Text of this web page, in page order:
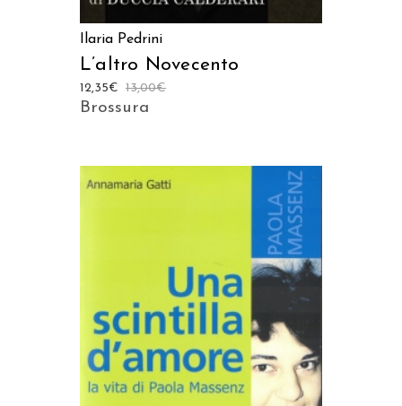
Ilaria Pedrini
L’altro Novecento
13,00€
12,35€
Brossura
AGGIUNGI AL CARRELLO